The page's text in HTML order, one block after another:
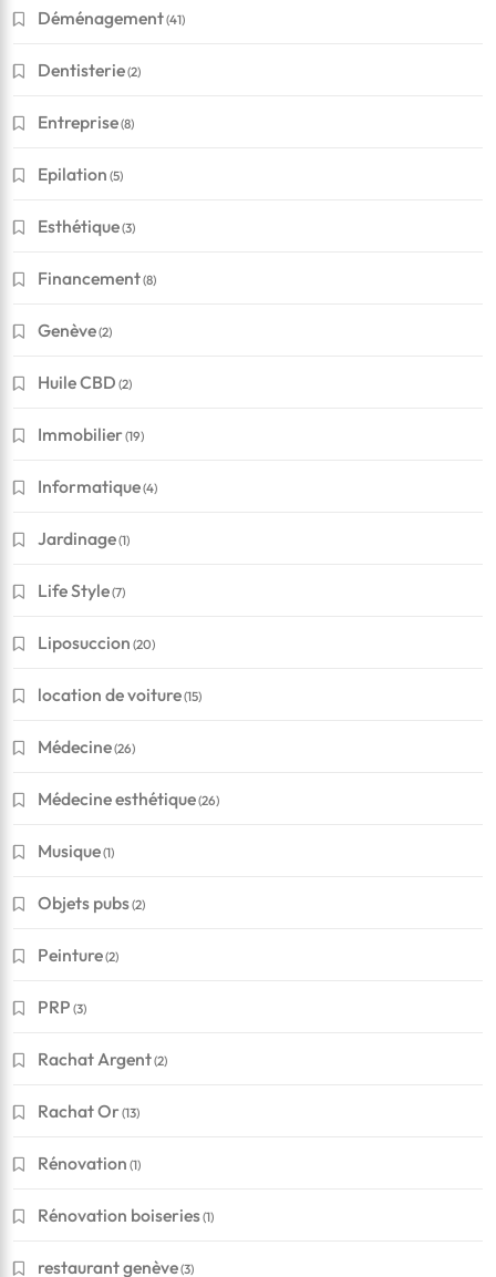
Déménagement(41)
Dentisterie(2)
Entreprise(8)
Epilation (5)
Esthétique(3)
Financement(8)
Genève(2)
Huile CBD (2)
Immobilier(19)
Informatique(4)
Jardinage(1)
Life Style(7)
Liposuccion (20)
location de voiture(15)
Médecine(26)
Médecine esthétique(26)
Musique(1)
Objets pubs(2)
Peinture(2)
PRP (3)
Rachat Argent(2)
Rachat Or(13)
Rénovation (1)
Rénovation boiseries(1)
restaurant genève(3)